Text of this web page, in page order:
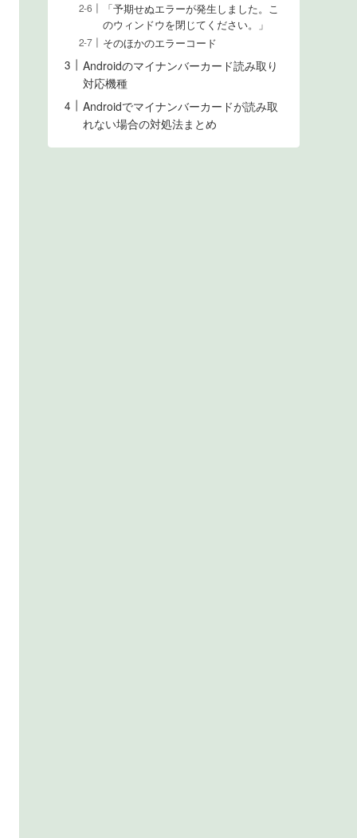
「予期せぬエラーが発生しました。こ
のウィンドウを閉じてください。」
そのほかのエラーコード
Androidのマイナンバーカード読み取り
対応機種
Androidでマイナンバーカードが読み取
れない場合の対処法まとめ